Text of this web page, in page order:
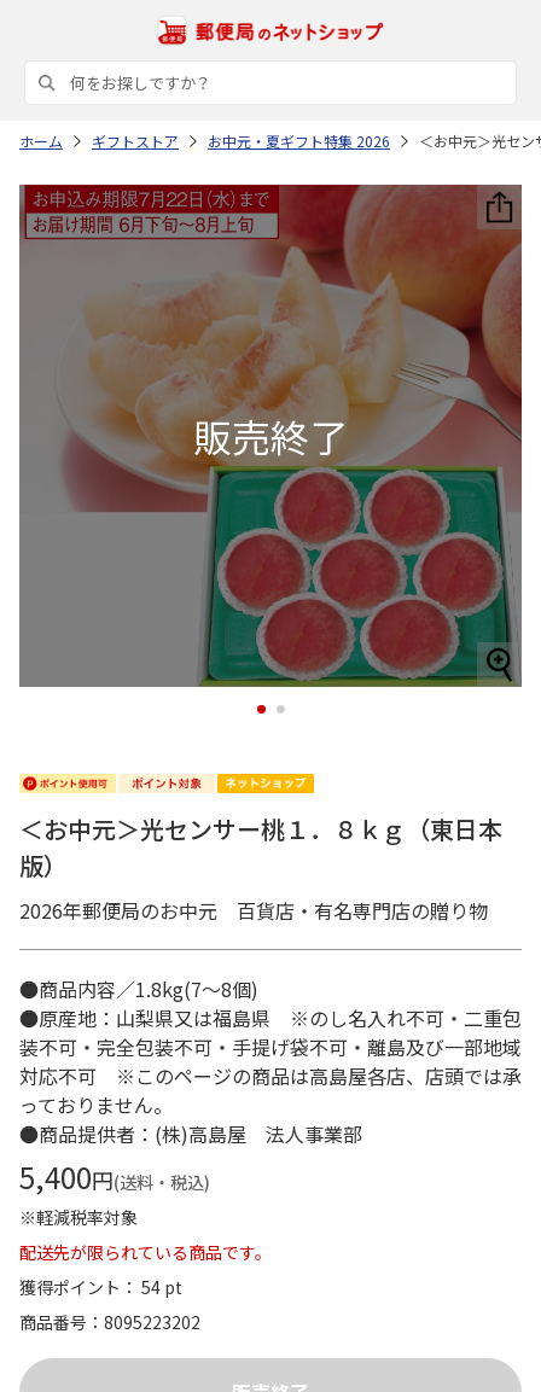
ホーム ギフトストア お中元・夏ギフト特集 2026 ＜お中元＞光セ
1 2
＜お中元＞光センサー桃１．８ｋｇ（東日本
版）
2026年郵便局のお中元 百貨店・有名専門店の贈り物
●商品内容／1.8kg(7～8個)
●原産地：山梨県又は福島県 ※のし名入れ不可・二重包
装不可・完全包装不可・手提げ袋不可・離島及び一部地域
対応不可 ※このページの商品は高島屋各店、店頭では承
っておりません。
●商品提供者：(株)高島屋 法人事業部
5,400円(送料・税込)
※軽減税率対象
配送先が限られている商品です。
獲得ポイント： 54 pt
商品番号
8095223202